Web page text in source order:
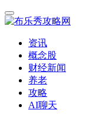
资讯
概念股
财经新闻
养老
攻略
AI聊天